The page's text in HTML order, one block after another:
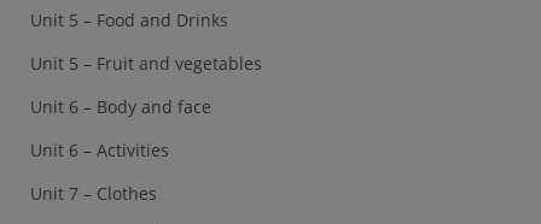
Unit 5 – Food and Drinks
Unit 5 – Fruit and vegetables
Unit 6 – Body and face
Unit 6 – Activities
Unit 7 – Clothes